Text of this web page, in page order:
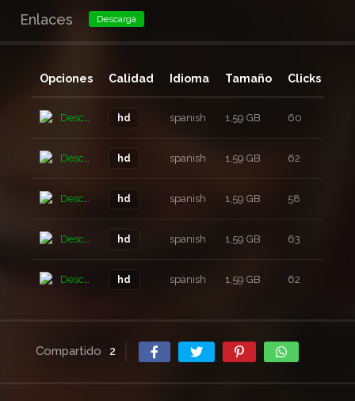
Enlaces Descarga
Opciones Calidad Idioma Tamaño Clicks
Descarga hd spanish 1,59 GB 60
Descarga hd spanish 1,59 GB 62
Descarga hd spanish 1,59 GB 58
Descarga hd spanish 1,59 GB 63
Descarga hd spanish 1,59 GB 62
Compartido 2